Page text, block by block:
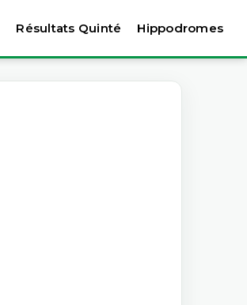
Résultats Quinté Hippodromes